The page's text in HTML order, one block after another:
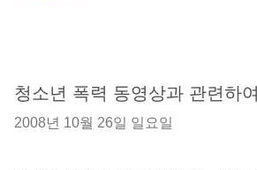
청소년 폭력 동영상과 관련하여
2008년 10월 26일 일요일